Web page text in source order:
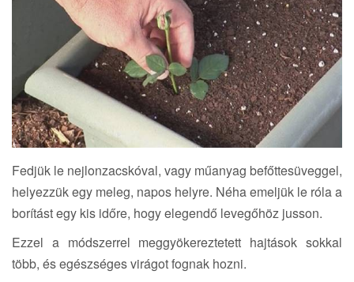
Fedjük le nejlonzacskóval, vagy műanyag befőttesüveggel,
helyezzük egy meleg, napos helyre. Néha emeljük le róla a
borítást egy kis időre, hogy elegendő levegőhöz jusson.
Ezzel a módszerrel meggyökereztetett hajtások sokkal
több, és egészséges virágot fognak hozni.